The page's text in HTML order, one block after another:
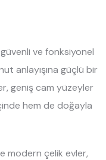
ve fonksiyonel
anlayışına güçlü bir
geniş cam yüzeyler
hem de doğayla
modern çelik evler,